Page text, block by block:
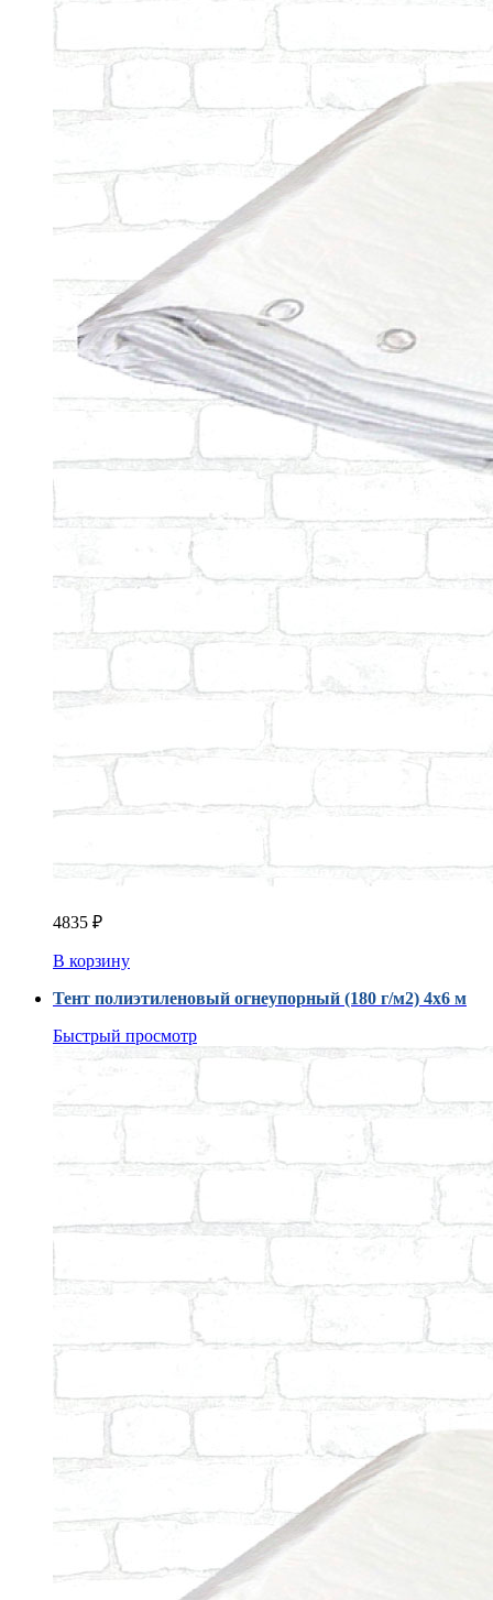
4835 ₽
В корзину
Тент полиэтиленовый огнеупорный (180 г/м2) 4х6 м
Быстрый просмотр